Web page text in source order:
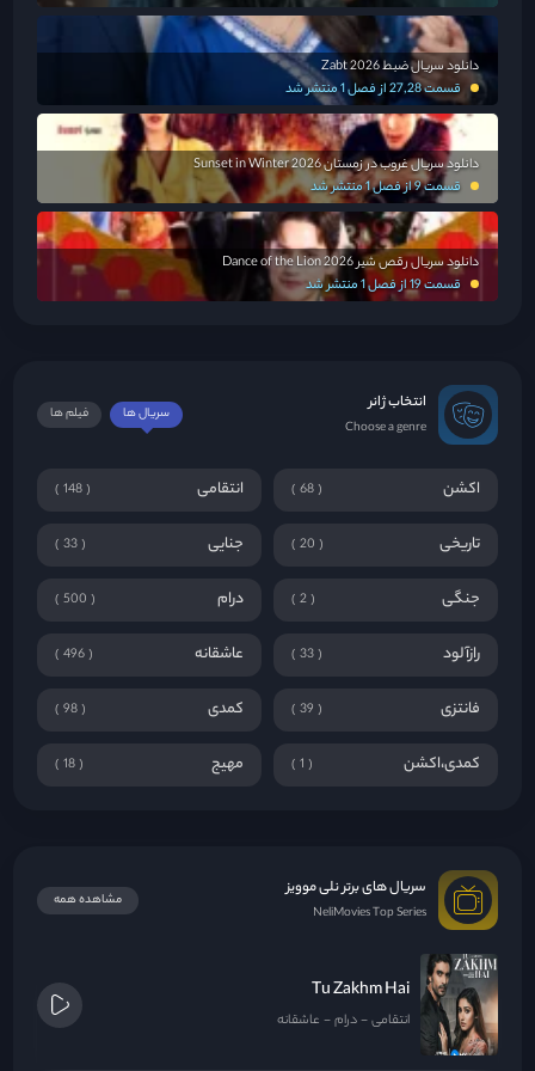
دانلود سریال ضبط Zabt 2026
قسمت 27,28 از فصل 1 منتشر شد
دانلود سریال غروب در زمستان Sunset in Winter 2026
قسمت 9 از فصل 1 منتشر شد
دانلود سریال رقص شیر Dance of the Lion 2026
قسمت 19 از فصل 1 منتشر شد
انتخاب ژانر
Choose a genre
فیلم ها سریال ها
اکشن 68 انتقامی 148
تاریخی 20 جنایی 33
جنگی 2 درام 500
رازآلود 33 عاشقانه 496
فانتزی 39 کمدی 98
کمدی،اکشن 1 مهیج 18
سریال های برتر نلی موویز
NeliMovies Top Series
مشاهده همه
Tu Zakhm Hai
انتقامی درام عاشقانه